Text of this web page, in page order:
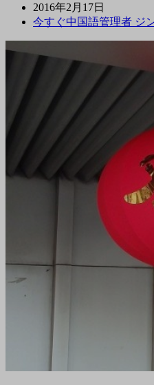
2016年2月17日
今すぐ中国語管理者 ジ